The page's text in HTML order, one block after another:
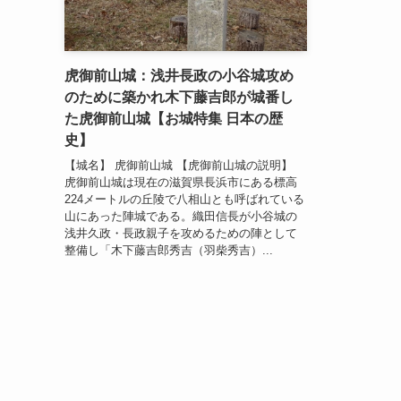
虎御前山城：浅井長政の小谷城攻め
のために築かれ木下藤吉郎が城番し
た虎御前山城【お城特集 日本の歴
史】
【城名】 虎御前山城 【虎御前山城の説明】
虎御前山城は現在の滋賀県長浜市にある標高
224メートルの丘陵で八相山とも呼ばれている
山にあった陣城である。織田信長が小谷城の
浅井久政・長政親子を攻めるための陣として
整備し「木下藤吉郎秀吉（羽柴秀吉）...